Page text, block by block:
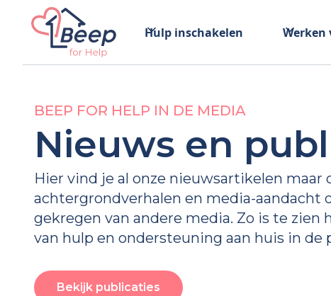
Hulp inschakelen Werken
BEEP FOR HELP IN DE MEDIA
Nieuws en
Hier vind je al onze nieuwsartikelen maar
achtergrondverhalen en media-aandacht
gekregen van andere media. Zo is te zien
van hulp en ondersteuning aan huis in de
Bekijk publicaties